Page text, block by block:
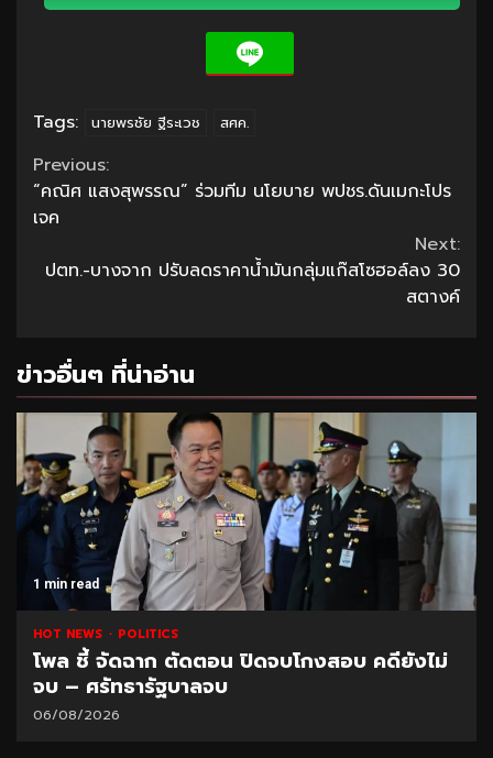
Tags: นายพรชัย ฐีระเวช สศค.
Continue
Reading
Previous:
“คณิศ แสงสุพรรณ” ร่วมทีม นโยบาย พปชร.ดันเมกะโปร
เจค
Next:
ปตท.-บางจาก ปรับลดราคาน้ำมันกลุ่มแก๊สโซฮอล์ลง 30
สตางค์
ข่าวอื่นๆ ที่น่าอ่าน
1 min read
HOT NEWS POLITICS
โพล ชี้ จัดฉาก ตัดตอน ปิดจบโกงสอบ คดียังไม่
จบ – ศรัทธารัฐบาลจบ
06/08/2026